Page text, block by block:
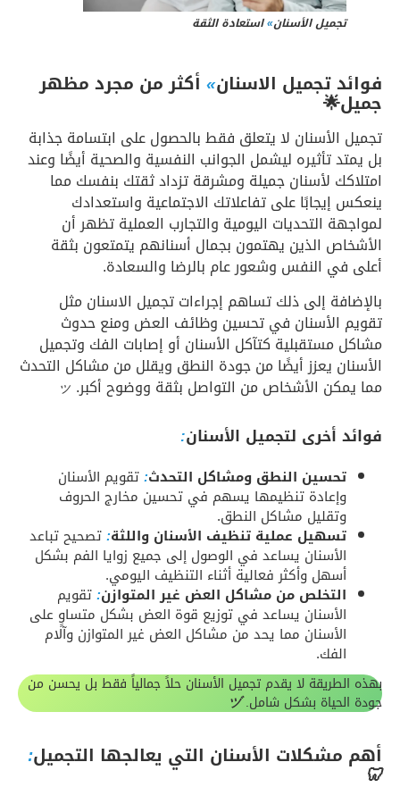
تجميل الأسنان»استعادة الثقة
فوائد تجميل الاسنان» أكثر من مجرد مظهر
جميل🌟
تجميل الأسنان لا يتعلق فقط بالحصول على ابتسامة جذابة
بل يمتد تأثيره ليشمل الجوانب النفسية والصحية أيضًا وعند
امتلاكك لأسنان جميلة ومشرقة تزداد ثقتك بنفسك مما
ينعكس إيجابًا على تفاعلاتك الاجتماعية واستعدادك
لمواجهة التحديات اليومية والتجارب العملية تظهر أن
الأشخاص الذين يهتمون بجمال أسنانهم يتمتعون بثقة
أعلى في النفس وشعور عام بالرضا والسعادة.
بالإضافة إلى ذلك تساهم إجراءات تجميل الاسنان مثل
تقويم الأسنان في تحسين وظائف العض ومنع حدوث
مشاكل مستقبلية كتآكل الأسنان أو إصابات الفك وتجميل
الأسنان يعزز أيضًا من جودة النطق ويقلل من مشاكل التحدث
مما يمكن الأشخاص من التواصل بثقة ووضوح أكبر. ッ
فوائد أخرى لتجميل الأسنان:
تحسين النطق ومشاكل التحدث:تقويم الأسنان
وإعادة تنظيمها يسهم في تحسين مخارج الحروف
وتقليل مشاكل النطق.
تسهيل عملية تنظيف الأسنان واللثة:تصحيح تباعد
الأسنان يساعد في الوصول إلى جميع زوايا الفم بشكل
أسهل وأكثر فعالية أثناء التنظيف اليومي.
التخلص من مشاكل العض غير المتوازن:تقويم
الأسنان يساعد في توزيع قوة العض بشكل متساوٍ على
الأسنان مما يحد من مشاكل العض غير المتوازن وآلام
الفك.
بهذه الطريقة لا يقدم تجميل الأسنان حلاً جمالياً فقط بل يحسن من
جودة الحياة بشكل شامل. ヅ
أهم مشكلات الأسنان التي يعالجها التجميل:
🦷